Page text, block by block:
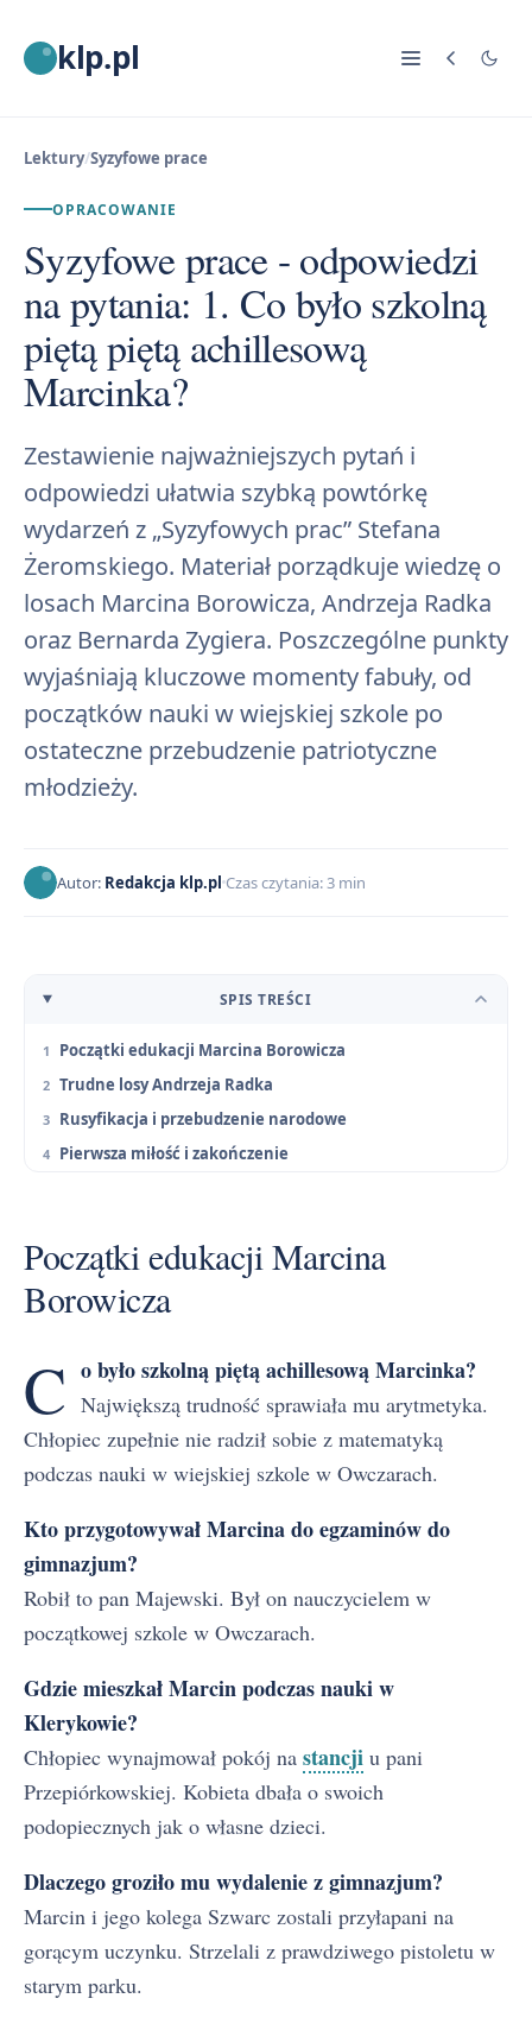
klp.pl
Lektury/Syzyfowe prace
OPRACOWANIE
Syzyfowe prace - odpowiedzi
na pytania: 1. Co było szkolną
piętą piętą achillesową
Marcinka?
Zestawienie najważniejszych pytań i
odpowiedzi ułatwia szybką powtórkę
wydarzeń z „Syzyfowych prac” Stefana
Żeromskiego. Materiał porządkuje wiedzę o
losach Marcina Borowicza, Andrzeja Radka
oraz Bernarda Zygiera. Poszczególne punkty
wyjaśniają kluczowe momenty fabuły, od
początków nauki w wiejskiej szkole po
ostateczne przebudzenie patriotyczne
młodzieży.
Autor: Redakcja klp.pl Czas czytania: 3 min
SPIS TREŚCI
Początki edukacji Marcina Borowicza
Trudne losy Andrzeja Radka
Rusyfikacja i przebudzenie narodowe
Pierwsza miłość i zakończenie
Początki edukacji Marcina
Borowicza
C o było szkolną piętą achillesową Marcinka?
Największą trudność sprawiała mu arytmetyka.
Chłopiec zupełnie nie radził sobie z matematyką
podczas nauki w wiejskiej szkole w Owczarach.
Kto przygotowywał Marcina do egzaminów do
gimnazjum?
Robił to pan Majewski. Był on nauczycielem w
początkowej szkole w Owczarach.
Gdzie mieszkał Marcin podczas nauki w
Klerykowie?
Chłopiec wynajmował pokój na stancji u pani
Przepiórkowskiej. Kobieta dbała o swoich
podopiecznych jak o własne dzieci.
Dlaczego groziło mu wydalenie z gimnazjum?
Marcin i jego kolega Szwarc zostali przyłapani na
gorącym uczynku. Strzelali z prawdziwego pistoletu w
starym parku.